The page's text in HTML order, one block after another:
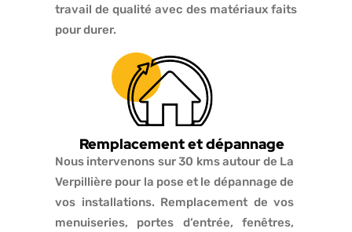
travail de qualité avec des matériaux faits
pour durer.
Remplacement et dépannage
Nous intervenons sur 30 kms autour de La
Verpillière pour la pose et le dépannage de
vos installations. Remplacement de vos
menuiseries, portes d’entrée, fenêtres,